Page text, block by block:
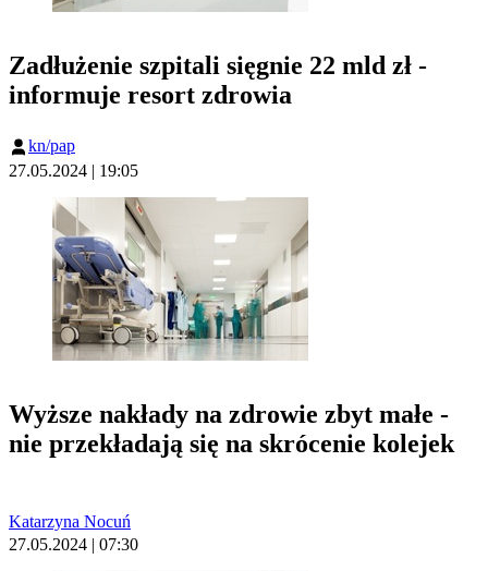
Zadłużenie szpitali sięgnie 22 mld zł -
informuje resort zdrowia
kn/pap
27.05.2024 | 19:05
Wyższe nakłady na zdrowie zbyt małe -
nie przekładają się na skrócenie kolejek
Katarzyna Nocuń
27.05.2024 | 07:30